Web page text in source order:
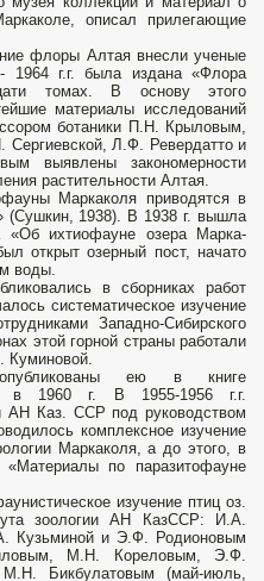
описал прилегающие
флоры Алтая внесли ученые
1964 г.г. была издана «Флора
томах. В основу этого
материалы исследований
ботаники П.Н. Крыловым,
Л.Ф. Ревердатто и
выявлены закономерности
растительности Алтая.
Маркаколя приводятся в
(Сушкин, 1938). В 1938 г. вышла
ихтиофауне озера Марка-
открыт озерный пост, начато
воды.
в сборниках работ
систематическое изучение
Западно-Сибирского
этой горной страны работали
Куминовой.
опубликованы ею в книге
в 1960 г. В 1955-1956 г.г.
АН Каз. ССР под руководством
комплексное изучение
Маркаколя, а до этого, в
по паразитофауне
изучение птиц оз.
зоологии АН КазССР: И.А.
Кузьминой и Э.Ф. Родионовым
М.Н. Кореловым, Э.Ф.
Бикбулатовым (май-июль,